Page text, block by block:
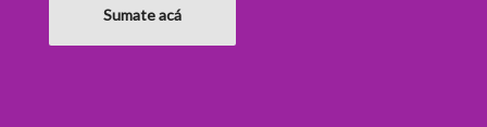
Sumate acá